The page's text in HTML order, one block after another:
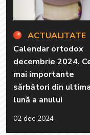
ACTUALITATE
Calendar ortodox
decembrie 2024.
mai importante
sărbători din ultima
lună a anului
02 dec 2024